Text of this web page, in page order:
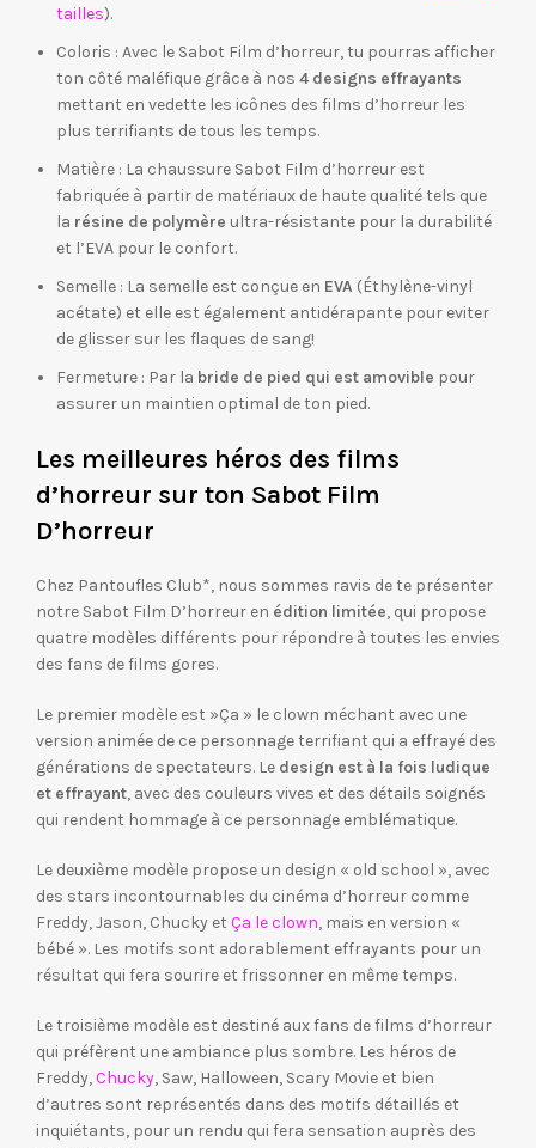
tailles).
Coloris : Avec le Sabot Film d’horreur, tu pourras afficher
ton côté maléfique grâce à nos 4 designs effrayants
mettant en vedette les icônes des films d’horreur les
plus terrifiants de tous les temps.
Matière : La chaussure Sabot Film d’horreur est
fabriquée à partir de matériaux de haute qualité tels que
la résine de polymère ultra-résistante pour la durabilité
et l’EVA pour le confort.
Semelle : La semelle est conçue en EVA (Éthylène-vinyl
acétate) et elle est également antidérapante pour eviter
de glisser sur les flaques de sang!
Fermeture : Par la bride de pied qui est amovible pour
assurer un maintien optimal de ton pied.
Les meilleures héros des films
d’horreur sur ton Sabot Film
D’horreur
Chez Pantoufles Club*, nous sommes ravis de te présenter
notre Sabot Film D’horreur en édition limitée, qui propose
quatre modèles différents pour répondre à toutes les envies
des fans de films gores.
Le premier modèle est »Ça » le clown méchant avec une
version animée de ce personnage terrifiant qui a effrayé des
générations de spectateurs. Le design est à la fois ludique
et effrayant, avec des couleurs vives et des détails soignés
qui rendent hommage à ce personnage emblématique.
Le deuxième modèle propose un design « old school », avec
des stars incontournables du cinéma d’horreur comme
Freddy, Jason, Chucky et Ça le clown, mais en version «
bébé ». Les motifs sont adorablement effrayants pour un
résultat qui fera sourire et frissonner en même temps.
Le troisième modèle est destiné aux fans de films d’horreur
qui préfèrent une ambiance plus sombre. Les héros de
Freddy,Chucky, Saw, Halloween, Scary Movie et bien
d’autres sont représentés dans des motifs détaillés et
inquiétants, pour un rendu qui fera sensation auprès des